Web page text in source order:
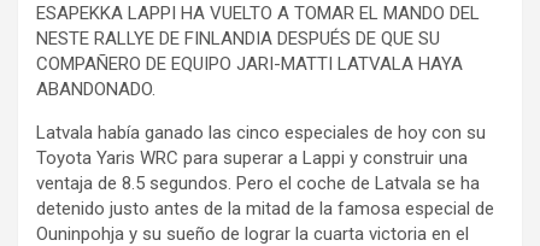
ESAPEKKA LAPPI HA VUELTO A TOMAR EL MANDO DEL
NESTE RALLYE DE FINLANDIA DESPUÉS DE QUE SU
COMPAÑERO DE EQUIPO JARI-MATTI LATVALA HAYA
ABANDONADO.
Latvala había ganado las cinco especiales de hoy con su
Toyota Yaris WRC para superar a Lappi y construir una
ventaja de 8.5 segundos. Pero el coche de Latvala se ha
detenido justo antes de la mitad de la famosa especial de
Ouninpohja y su sueño de lograr la cuarta victoria en el